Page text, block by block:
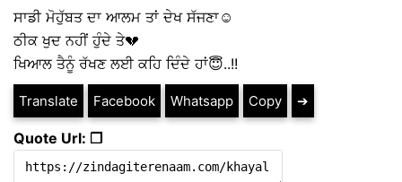
ਸਾਡੀ ਮੋਹੁੱਬਤ ਦਾ ਆਲਮ ਤਾਂ ਦੇਖ ਸੱਜਣਾ☺️
ਠੀਕ ਖੁਦ ਨਹੀਂ ਹੁੰਦੇ ਤੇ💔
ਖਿਆਲ ਤੈਨੂੰ ਰੱਖਣ ਲਈ ਕਹਿ ਦਿੰਦੇ ਹਾਂ😇..!!
Translate Facebook Whatsapp Copy ➔
Quote Url: ❐